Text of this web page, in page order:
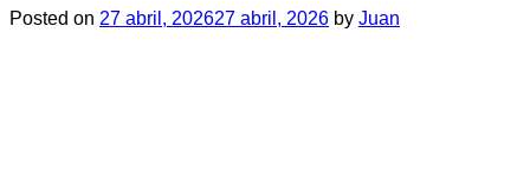
Posted on 27 abril, 202627 abril, 2026 by Juan